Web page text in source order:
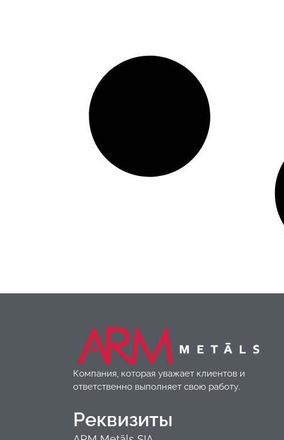
Компания, которая уважает клиентов и
ответственно выполняет свою работу.
Реквизиты